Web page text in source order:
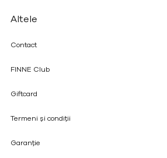
Altele
Contact
FINNE Club
Giftcard
Termeni și condiții
Garanție